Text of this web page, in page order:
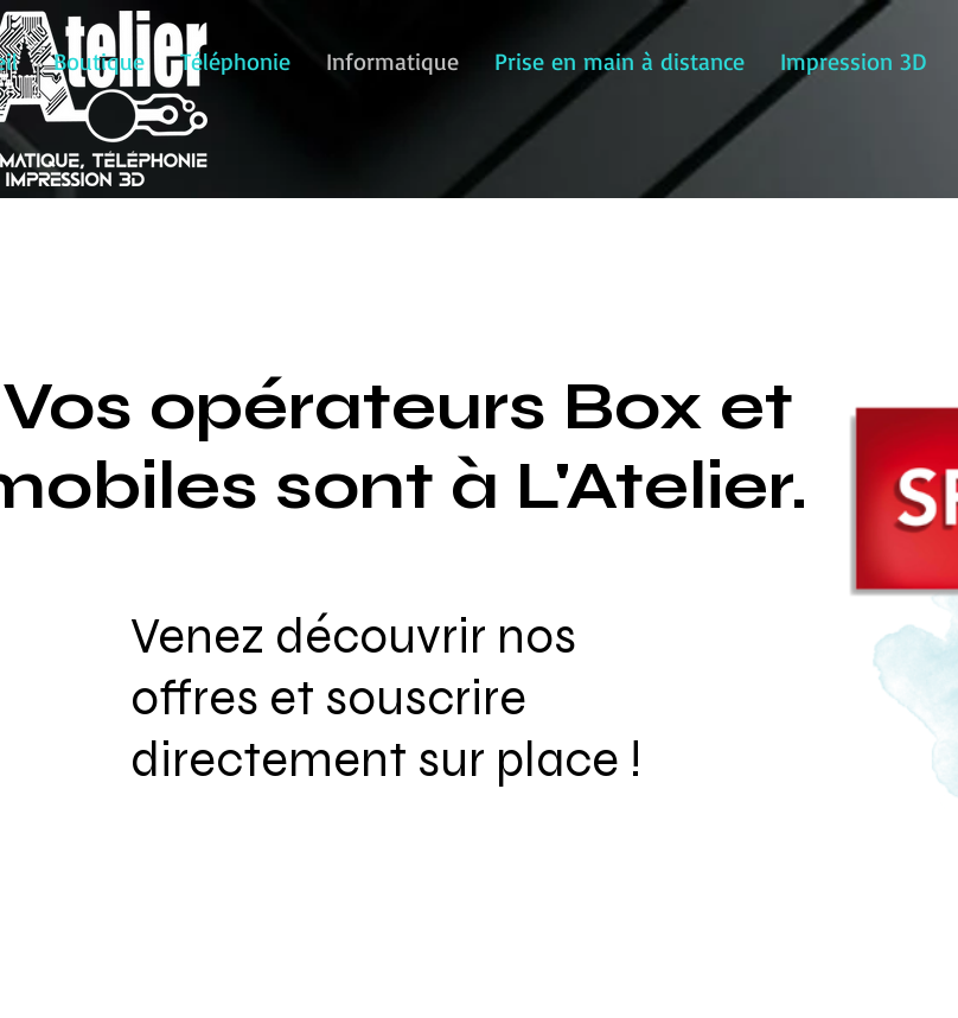
Boutique Téléphonie Informatique Prise en main à distance Impression 3D
Vos opérateurs Box et
sont à L'Atelier.
Venez découvrir nos
offres et souscrire
directement sur place !